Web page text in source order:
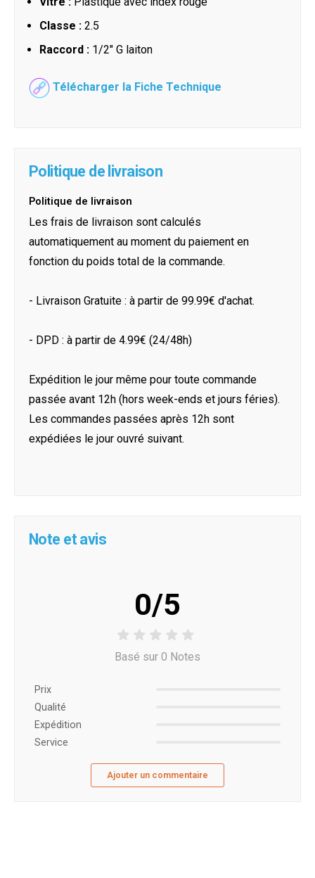
Classe : 2.5
Raccord : 1/2" G laiton
Télécharger la Fiche Technique
Politique de livraison
Politique de livraison
Les frais de livraison sont calculés
automatiquement au moment du paiement en
fonction du poids total de la commande.
- Livraison Gratuite : à partir de 99.99€ d'achat.
- DPD : à partir de 4.99€ (24/48h)
Expédition le jour même pour toute commande
passée avant 12h (hors week-ends et jours féries).
Les commandes passées après 12h sont
expédiées le jour ouvré suivant.
Note et avis
0/5
Basé sur 0 Notes
Prix ​​
Qualité
Expédition
Service
Ajouter un commentaire